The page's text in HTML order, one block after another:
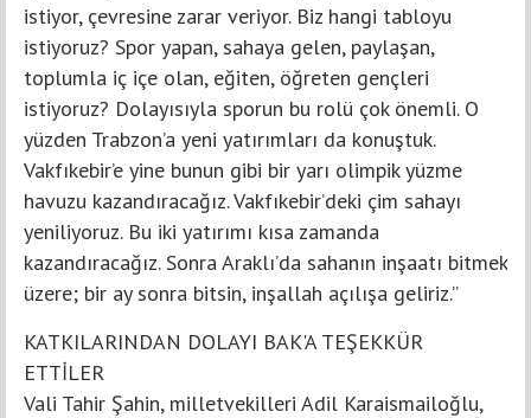
istiyor, çevresine zarar veriyor. Biz hangi tabloyu
istiyoruz? Spor yapan, sahaya gelen, paylaşan,
toplumla iç içe olan, eğiten, öğreten gençleri
istiyoruz? Dolayısıyla sporun bu rolü çok önemli. O
yüzden Trabzon’a yeni yatırımları da konuştuk.
Vakfıkebir’e yine bunun gibi bir yarı olimpik yüzme
havuzu kazandıracağız. Vakfıkebir’deki çim sahayı
yeniliyoruz. Bu iki yatırımı kısa zamanda
kazandıracağız. Sonra Araklı’da sahanın inşaatı bitmek
üzere; bir ay sonra bitsin, inşallah açılışa geliriz.”
KATKILARINDAN DOLAYI BAK'A TEŞEKKÜR
ETTİLER
Vali Tahir Şahin, milletvekilleri Adil Karaismailoğlu,